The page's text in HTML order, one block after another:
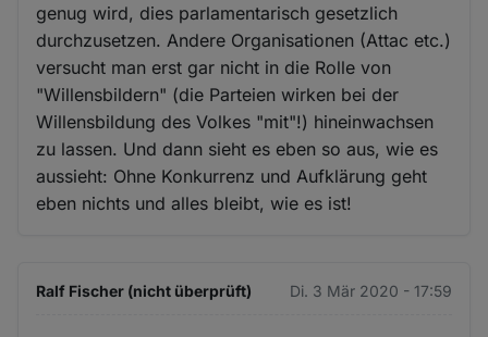
genug wird, dies parlamentarisch gesetzlich
durchzusetzen. Andere Organisationen (Attac etc.)
versucht man erst gar nicht in die Rolle von
"Willensbildern" (die Parteien wirken bei der
Willensbildung des Volkes "mit"!) hineinwachsen
zu lassen. Und dann sieht es eben so aus, wie es
aussieht: Ohne Konkurrenz und Aufklärung geht
eben nichts und alles bleibt, wie es ist!
Ralf Fischer (nicht überprüft) Di. 3 Mär 2020 - 17:59